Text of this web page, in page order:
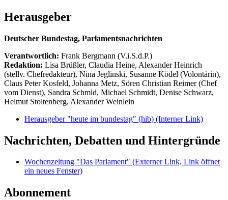
Herausgeber
Deutscher Bundestag, Parlamentsnachrichten
Verantwortlich: Frank Bergmann (V.i.S.d.P.)
Redaktion: Lisa Brüßler, Claudia Heine, Alexander Heinrich
(stellv. Chefredakteur), Nina Jeglinski, Susanne Ködel (Volontärin),
Claus Peter Kosfeld, Johanna Metz, Sören Christian Reimer (Chef
vom Dienst), Sandra Schmid, Michael Schmidt, Denise Schwarz,
Helmut Stoltenberg, Alexander Weinlein
Herausgeber "heute im bundestag" (hib) (Interner Link)
Nachrichten, Debatten und Hintergründe
Wochenzeitung "Das Parlament" (Externer Link, Link öffnet
ein neues Fenster)
Abonnement